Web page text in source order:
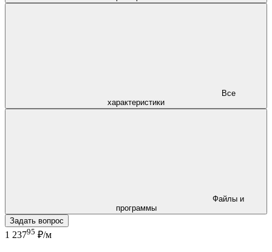
характеристики
программы
Задать вопрос
1 23795 ₽/м